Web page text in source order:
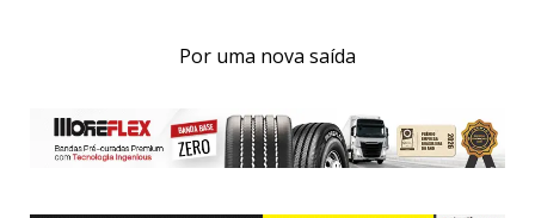
Por uma nova saída